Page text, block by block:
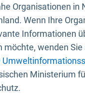
Organisationen in
Wenn Ihre
Informationen
möchte, wenden
Ministerium